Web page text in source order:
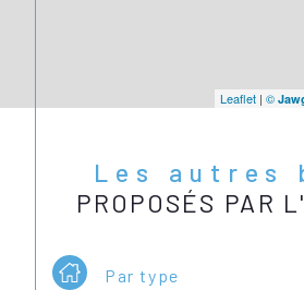
Leaflet | ©
Les autres
PROPOSÉS PAR
Par type